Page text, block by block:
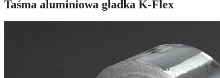
Taśma aluminiowa gładka K-Flex